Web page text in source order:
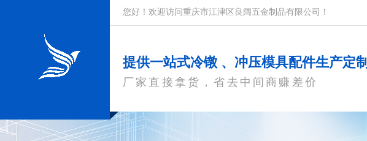
您好！欢迎访问重庆市江津区良阔五金制品有限公司！
提供一站式冷镦 、冲压模具配件生产定制
厂家直接拿货，省去中间商赚差价